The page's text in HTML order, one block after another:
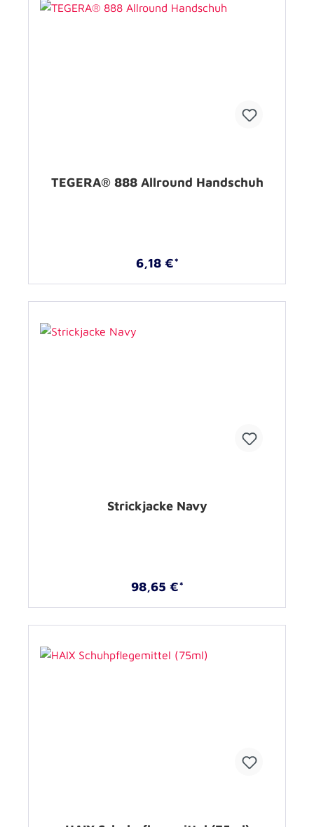
TEGERA® 888 Allround Handschuh
6,18 €*
Strickjacke Navy
98,65 €*